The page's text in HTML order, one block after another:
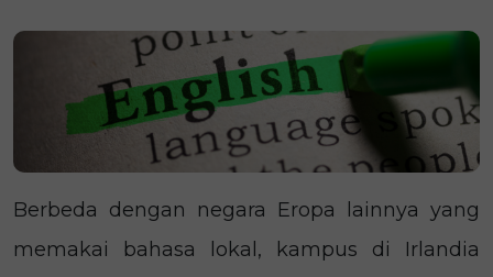
Berbeda dengan negara Eropa lainnya yang
memakai bahasa lokal, kampus di Irlandia